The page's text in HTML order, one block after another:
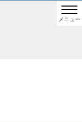
メニュー